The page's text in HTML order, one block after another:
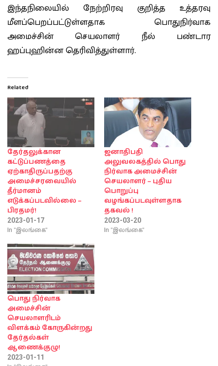
இந்தநிலையில் நேற்றிரவு குறித்த உத்தரவு
மீளப்பெறப்பட்டுள்ளதாக பொதுநிர்வாக
அமைச்சின் செயலாளர் நீல் பண்டார
ஹப்புஹின்ன தெரிவித்துள்ளார்.
Related
தேர்தலுக்கான
கட்டுப்பணத்தை
ஏற்காதிருப்பதற்கு
அமைச்சரவையில்
தீர்மானம்
எடுக்கப்படவில்லை –
பிரதமர்!
2023-01-17
In "இலங்கை"
ஜனாதிபதி
அலுவலகத்தில் பொது
நிர்வாக அமைச்சின்
செயலாளர் – புதிய
பொறுப்பு
வழங்கப்படவுள்ளதாக
தகவல் !
2023-03-20
In "இலங்கை"
பொது நிர்வாக
அமைச்சின்
செயலாளரிடம்
விளக்கம் கோருகின்றது
தேர்தல்கள்
ஆணைக்குழு!
2023-01-11